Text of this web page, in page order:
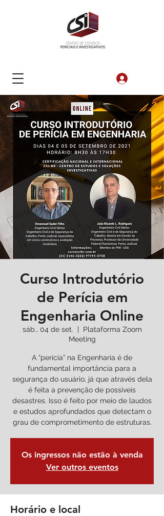
Curso Introdutório
de Perícia em
Engenharia Online
sáb., 04 de set.
  |
Plataforma Zoom
Meeting
A “perícia” na Engenharia é de
fundamental importância para a
segurança do usuário, já que através dela
é feita a prevenção de possíveis
desastres. Isso é feito por meio de laudos
e estudos aprofundados que detectam o
grau de comprometimento de estruturas.
Os ingressos não estão à venda
Ver outros eventos
Horário e local